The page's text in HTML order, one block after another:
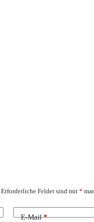
Erforderliche Felder sind mit *
E-Mail*